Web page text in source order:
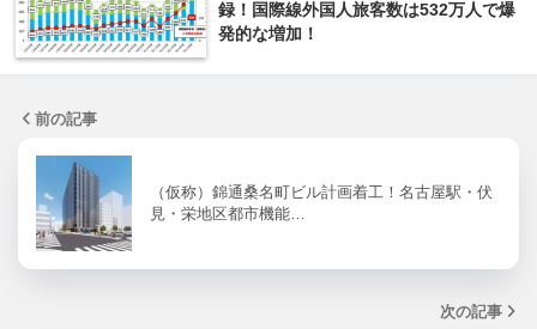
録！国際線外国人旅客数は532万人で爆
発的な増加！
前の記事
（仮称）錦通桑名町ビル計画着工！名古屋駅・伏
見・栄地区都市機能…
次の記事